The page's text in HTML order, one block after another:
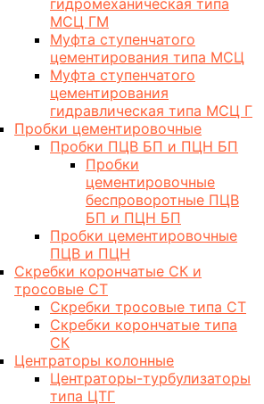
гидромеханическая типа
МСЦ ГМ
Муфта ступенчатого
цементирования типа МСЦ
Муфта ступенчатого
цементирования
гидравлическая типа МСЦ Г
Пробки цементировочные
Пробки ПЦВ БП и ПЦН БП
Пробки
цементировочные
беспроворотные ПЦВ
БП и ПЦН БП
Пробки цементировочные
ПЦВ и ПЦН
Скребки корончатые СК и
тросовые СТ
Скребки тросовые типа СТ
Скребки корончатые типа
СК
Центраторы колонные
Центраторы-турбулизаторы
типа ЦТГ